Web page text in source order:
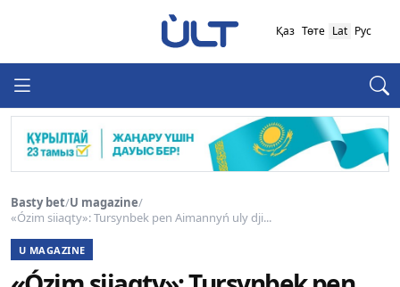
Қаз Төте Lat Рус
Basty bet/U magazine/
«Ózim siiaqty»: Tursynbek pen Aimannyń uly dji...
U MAGAZINE